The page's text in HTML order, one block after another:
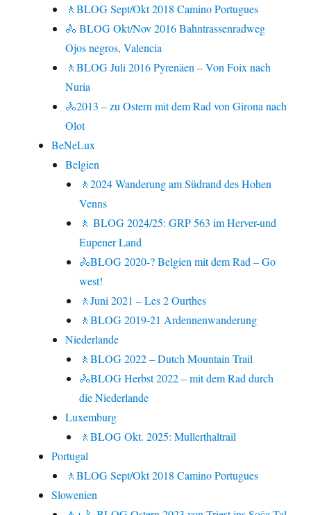
🚶BLOG Sept/Okt 2018 Camino Portugues
🚴 BLOG Okt/Nov 2016 Bahntrassenradweg
Ojos negros, Valencia
🚶BLOG Juli 2016 Pyrenäen – Von Foix nach
Nuria
🚴2013 – zu Ostern mit dem Rad von Girona nach
Olot
BeNeLux
Belgien
🚶2024 Wanderung am Südrand des Hohen
Venns
🚶 BLOG 2024/25: GRP 563 im Herver-und
Eupener Land
🚴BLOG 2020-? Belgien mit dem Rad – Go
west!
🚶Juni 2021 – Les 2 Ourthes
🚶BLOG 2019-21 Ardennenwanderung
Niederlande
🚶BLOG 2022 – Dutch Mountain Trail
🚴BLOG Herbst 2022 – mit dem Rad durch
die Niederlande
Luxemburg
🚶BLOG Okt. 2025: Mullerthaltrail
Portugal
🚶BLOG Sept/Okt 2018 Camino Portugues
Slowenien